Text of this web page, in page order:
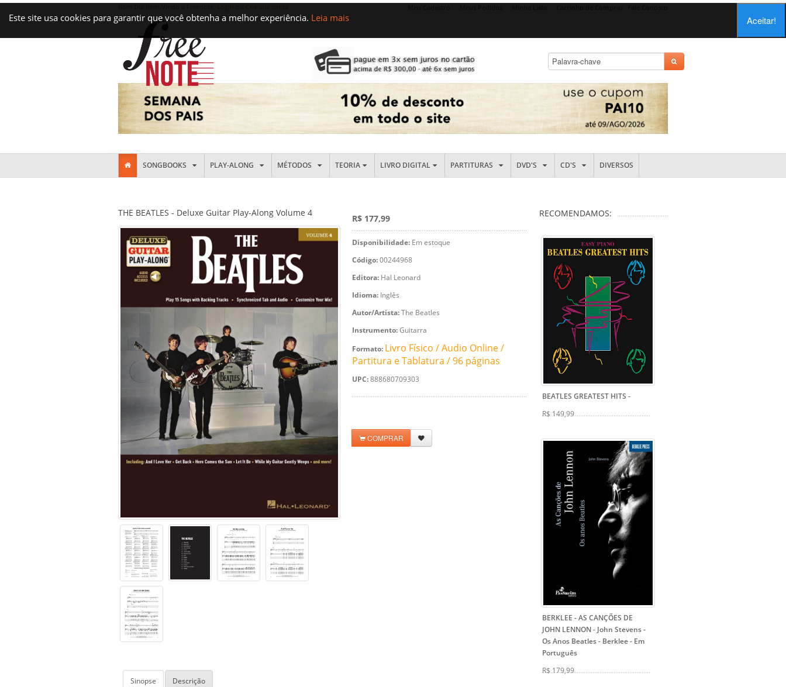
Este site usa cookies para garantir que você obtenha a melhor experiência. Leia mais Aceitar!
SONGBOOKS PLAY-ALONG MÉTODOS TEORIA LIVRO DIGITAL PARTITURAS DVD'S CD'S DIVERSOS
THE BEATLES - Deluxe Guitar Play-Along Volume 4
R$ 177,99
Disponibilidade: Em estoque
Código:00244968
Editora: Hal Leonard
Idioma: Inglês
Autor/Artista:The Beatles
Instrumento:Guitarra
Formato: Livro Físico / Audio Online /
Partitura e Tablatura / 96 páginas
UPC:888680709303
COMPRAR
Sinopse Descrição
RECOMENDAMOS:
BEATLES GREATEST HITS -
R$ 149,99
BERKLEE - AS CANÇÕES DE
JOHN LENNON - John Stevens-
Os Anos Beatles - Berklee - Em
Português
R$ 179,99